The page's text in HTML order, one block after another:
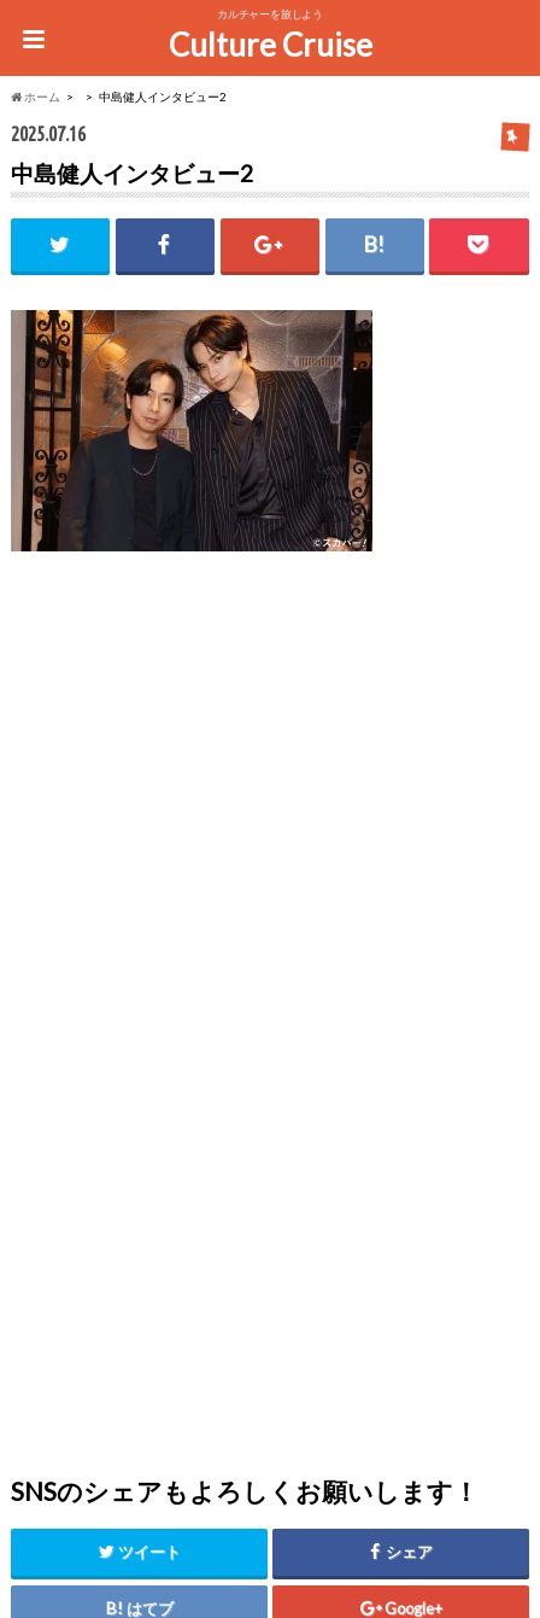
カルチャーを旅しよう
Culture Cruise
ホーム 中島健人インタビュー2
2025.07.16
中島健人インタビュー2
SNSのシェアもよろしくお願いします！
ツイート シェア
はてブ Google+